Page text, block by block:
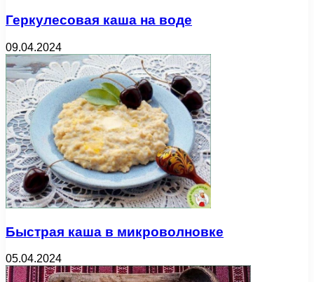
Геркулесовая каша на воде
09.04.2024
Быстрая каша в микроволновке
05.04.2024